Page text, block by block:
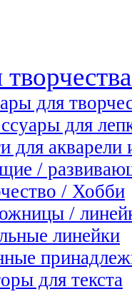
для
для
для акварели
/
/ Хобби
/
линейки
для текста